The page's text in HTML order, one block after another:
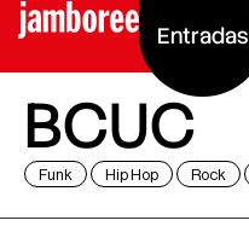
Entradas
BCUC
Funk Hip Hop Rock